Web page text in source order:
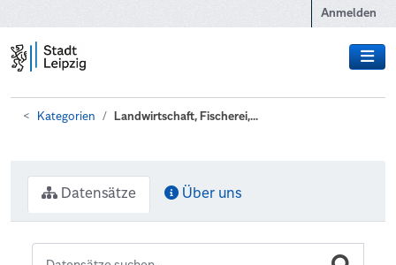
Anmelden
Kategorien Landwirtschaft, Fischerei,...
Datensätze Über uns